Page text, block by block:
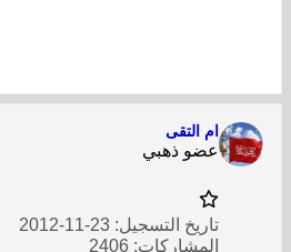
ام التقى
عضو ذهبي
تاريخ التسجيل: 23-11-2012
المشاركات: 2406